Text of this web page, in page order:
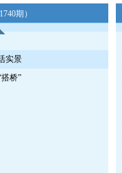
期）
实景
桥”